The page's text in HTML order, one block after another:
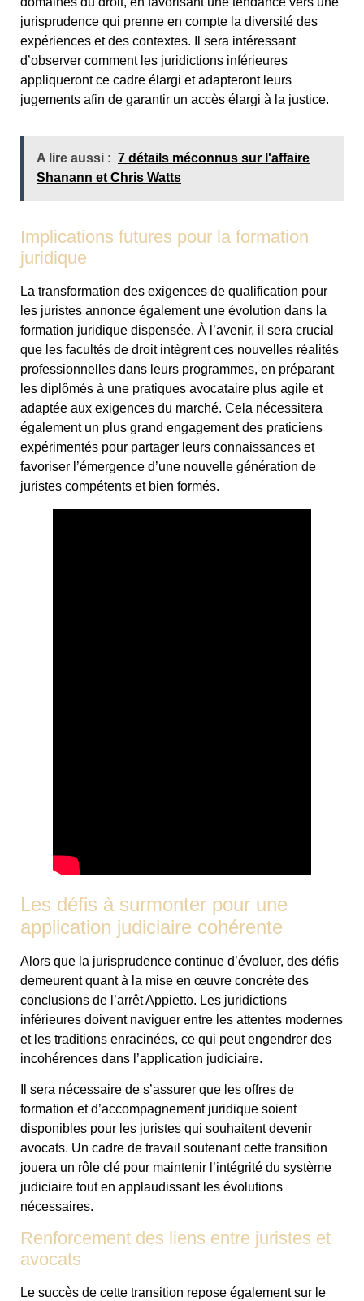
jurisprudence qui prenne en compte la diversité des
expériences et des contextes. Il sera intéressant
d’observer comment les juridictions inférieures
appliqueront ce cadre élargi et adapteront leurs
jugements afin de garantir un accès élargi à la justice.
A lire aussi : 7 détails méconnus sur l'affaire
Shanann et Chris Watts
Implications futures pour la formation
juridique
La transformation des exigences de qualification pour
les juristes annonce également une évolution dans la
formation juridique dispensée. À l’avenir, il sera crucial
que les facultés de droit intègrent ces nouvelles réalités
professionnelles dans leurs programmes, en préparant
les diplômés à une pratiques avocataire plus agile et
adaptée aux exigences du marché. Cela nécessitera
également un plus grand engagement des praticiens
expérimentés pour partager leurs connaissances et
favoriser l’émergence d’une nouvelle génération de
juristes compétents et bien formés.
Les défis à surmonter pour une
application judiciaire cohérente
Alors que la jurisprudence continue d’évoluer, des défis
demeurent quant à la mise en œuvre concrète des
conclusions de l’arrêt Appietto. Les juridictions
inférieures doivent naviguer entre les attentes modernes
et les traditions enracinées, ce qui peut engendrer des
incohérences dans l’application judiciaire.
Il sera nécessaire de s’assurer que les offres de
formation et d’accompagnement juridique soient
disponibles pour les juristes qui souhaitent devenir
avocats. Un cadre de travail soutenant cette transition
jouera un rôle clé pour maintenir l’intégrité du système
judiciaire tout en applaudissant les évolutions
nécessaires.
Renforcement des liens entre juristes et
avocats
Le succès de cette transition repose également sur le